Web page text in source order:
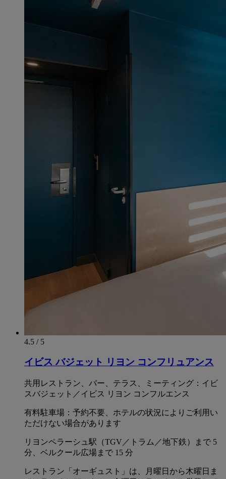
4.5 / 5
イビス バジェット リヨン コンフリュアンス
共用レストラン、バー、テラス、ミーティング：イビ
スバジェット／イビス リヨン コンフルエンス
有料駐車場：予約不要、ホテルの状況によりご利用い
ただけない場合があります
リヨンペラーシュ駅（TGV／トラム／地下鉄）まで 5
分、ベルクール広場まで 15 分
レストラン「オーギュスト」は、月曜日から木曜日ま